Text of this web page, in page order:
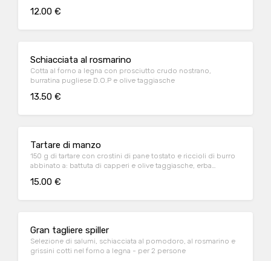
12.00 €
Schiacciata al rosmarino
Cotta al forno a legna con prosciutto crudo nostrano,
burratina pugliese D.O.P e olive taggiasche
13.50 €
Tartare di manzo
150 g di tartare con crostini di pane tostato e riccioli di burro
abbinato a: battuta di capperi e olive taggiasche, erba
15.00 €
Gran tagliere spiller
Selezione di salumi, schiacciata al pomodoro, al rosmarino e
grissini cotti nel forno a legna - per 2 persone